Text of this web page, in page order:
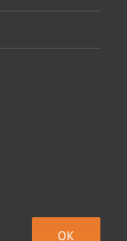
OK